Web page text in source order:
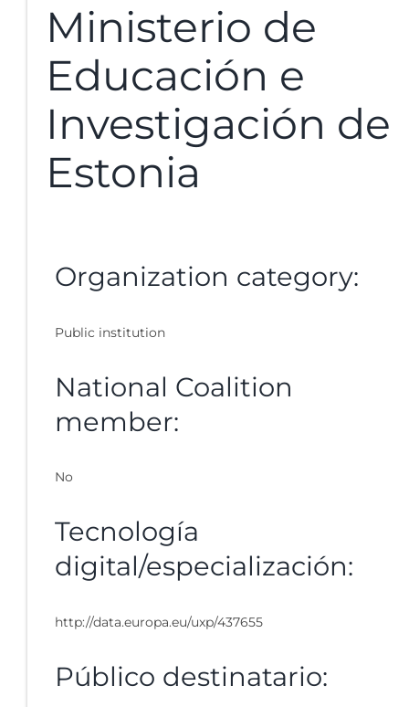
Ministerio de
Educación e
Investigación de
Estonia
Organization category:
Public institution
National Coalition
member:
No
Tecnología
digital/especialización:
http://data.europa.eu/uxp/437655
Público destinatario: